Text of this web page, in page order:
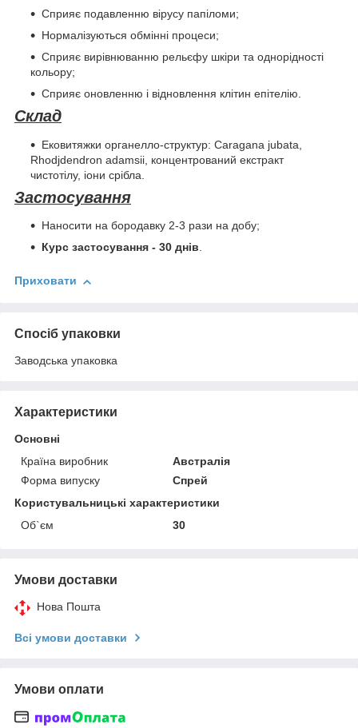
Сприяє подавленню вірусу папіломи;
Нормалізуються обмінні процеси;
Сприяє вирівнюванню рельєфу шкіри та однорідності
кольору;
Сприяє оновленню і відновлення клітин епітелію.
Склад
Ековитяжки органелло-структур: Caragana jubata,
Rhodjdendron adamsii, концентрований екстракт
чистотілу, іони срібла.
Застосування
Наносити на бородавку 2-3 рази на добу;
Курс застосування - 30 днів.
Приховати
Спосіб упаковки
Заводська упаковка
Характеристики
Основні
Країна виробник
Австралія
Форма випуску
Спрей
Користувальницькі характеристики
Об`єм
30
Умови доставки
Нова Пошта
Всі умови доставки
Умови оплати